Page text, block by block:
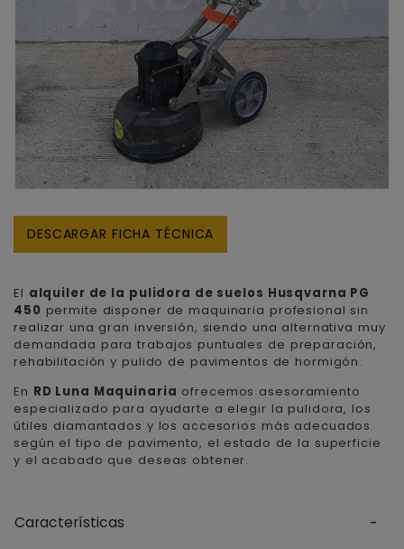
DESCARGAR FICHA TÉCNICA
El alquiler de la pulidora de suelos Husqvarna PG
450 permite disponer de maquinaria profesional sin
realizar una gran inversión, siendo una alternativa muy
demandada para trabajos puntuales de preparación,
rehabilitación y pulido de pavimentos de hormigón.
En RD Luna Maquinaria ofrecemos asesoramiento
especializado para ayudarte a elegir la pulidora, los
útiles diamantados y los accesorios más adecuados
según el tipo de pavimento, el estado de la superficie
y el acabado que deseas obtener.
Características